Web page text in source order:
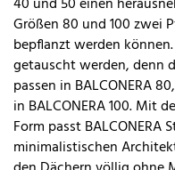
Größen 80 und 100 zwei
bepflanzt werden
getauscht werden, denn
passen in BALCONERA
in BALCONERA 100. Mit
Form passt
minimalistischen